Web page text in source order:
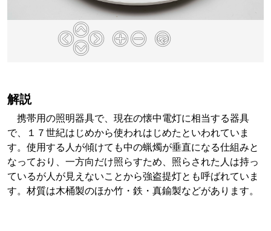
解説
携帯用の照明器具で、現在の懐中電灯に相当する器具
で、１７世紀はじめから使われはじめたといわれていま
す。使用する人が傾けても中の蝋燭が垂直になる仕組みと
なっており、一方向だけ照らすため、照らされた人は持っ
ているが人が見えないことから強盗提灯とも呼ばれていま
す。材質は木桶製のほか竹・鉄・真鍮製などがあります。